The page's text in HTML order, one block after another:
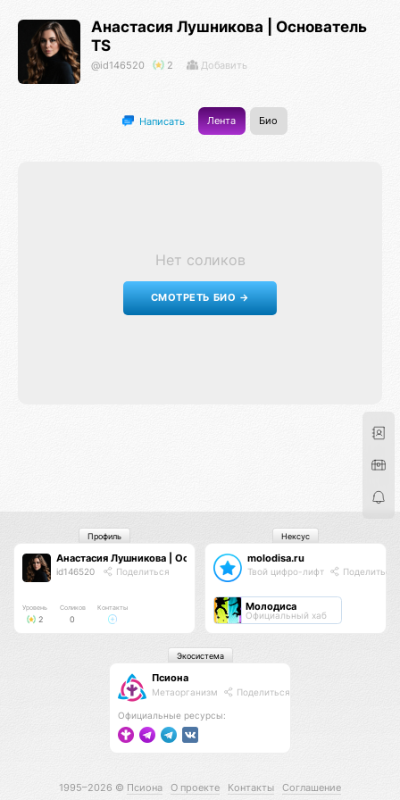
Анастасия Лушникова | Основатель
TS
@id146520 2 Добавить
Написать Лента Био
Нет соликов
СМОТРЕТЬ БИО →
Анастасия Лушникова | Основатель TS
id146520 Поделиться
Уровень
2
Соликов
0
Контакты
Профиль
molodisa.ru
Твой цифро-лифт Поделиться
Молодиса
Официальный хаб
Нексус
Псиона
Метаорганизм Поделиться
Официальные ресурсы:
Экосистема
1995–2026 © Псиона О проекте Контакты Соглашение